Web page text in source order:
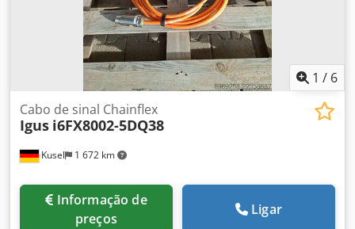
1 / 6
Kusel 1 672 km
Cabo de sinal Chainflex
Igus i6FX8002-5DQ38
preços
Ligar